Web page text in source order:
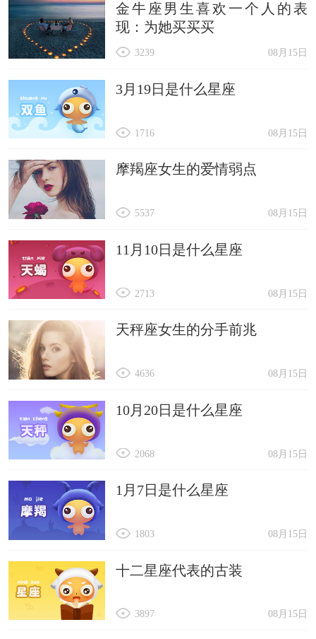
金牛座男生喜欢一个人的表
现：为她买买买
08月15日
3239
3月19日是什么星座
08月15日
1716
摩羯座女生的爱情弱点
08月15日
5537
11月10日是什么星座
08月15日
2713
天秤座女生的分手前兆
08月15日
4636
10月20日是什么星座
08月15日
2068
1月7日是什么星座
08月15日
1803
十二星座代表的古装
08月15日
3897